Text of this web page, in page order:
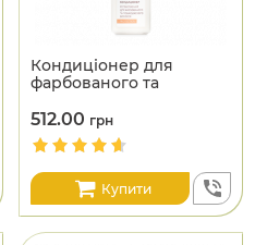
Кондиціонер для
фарбованого та
512.00 грн
Купити